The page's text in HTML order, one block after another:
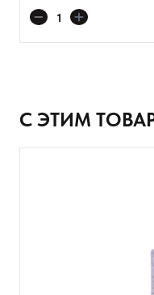
Оставить анонимно
Добавить отзыв
С ЭТИМ